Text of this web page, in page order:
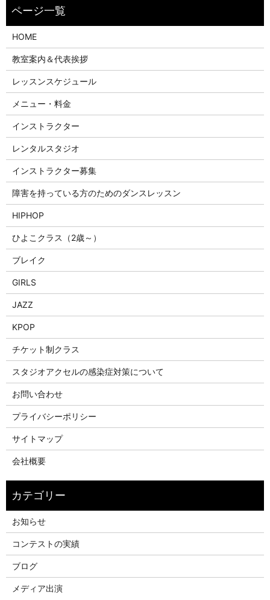
HOME
教室案内＆代表挨拶
レッスンスケジュール
メニュー・料金
インストラクター
レンタルスタジオ
インストラクター募集
障害を持っている方のためのダンスレッスン
HIPHOP
ひよこクラス（2歳～）
ブレイク
GIRLS
JAZZ
KPOP
チケット制クラス
スタジオアクセルの感染症対策について
お問い合わせ
プライバシーポリシー
サイトマップ
会社概要
お知らせ
コンテストの実績
ブログ
メディア出演